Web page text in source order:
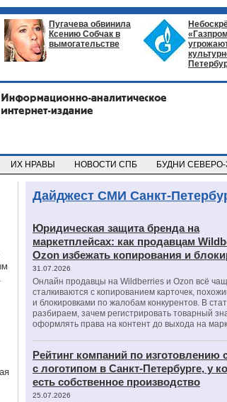
Пугачева обвинила
Ксению Собчак в
вымогательстве
ИХ НРАВЫ НОВОСТИ СПБ БУДНИ
Дайджест СМИ Санкт-
Юридическая защита бренда на
маркетплейсах: как продавцам
Ozon избежать копирования и
31.07.2026
Онлайн продавцы на Wildberries и Ozon всё
сталкиваются с копированием карточек,
и блокировками по жалобам конкурентов. В
разбираем, зачем регистрировать товарный
оформлять права на контент до выхода на
Рейтинг компаний по изготовлению
с логотипом в Санкт-Петербурге, у
есть собственное производство
25.07.2026